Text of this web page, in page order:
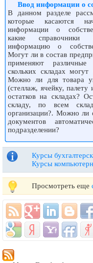
Ввод информации о
В данном разделе
которые касаются
информации о
какие справочники
информацию о
Могут ли в состав
применяют
скольких складах
Можно ли для товара
(стеллаж, ячейку, палету
остатков на складах?
складу, по всем
организации?. Можно ли
документов
подразделении?
Курсы
Курсы
Просмотреть еще